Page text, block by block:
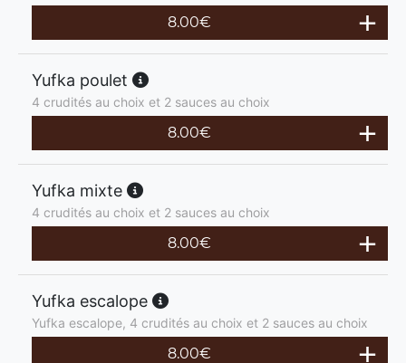
8.00€
Yufka poulet
4 crudités au choix et 2 sauces au choix
8.00€
Yufka mixte
4 crudités au choix et 2 sauces au choix
8.00€
Yufka escalope
Yufka escalope, 4 crudités au choix et 2 sauces au choix
8.00€